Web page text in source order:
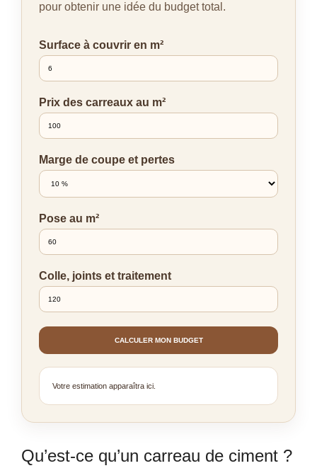
pour obtenir une idée du budget total.
Surface à couvrir en m²
Prix des carreaux au m²
Marge de coupe et pertes
Pose au m²
Colle, joints et traitement
CALCULER MON BUDGET
Votre estimation apparaîtra ici.
Qu’est-ce qu’un carreau de ciment ?